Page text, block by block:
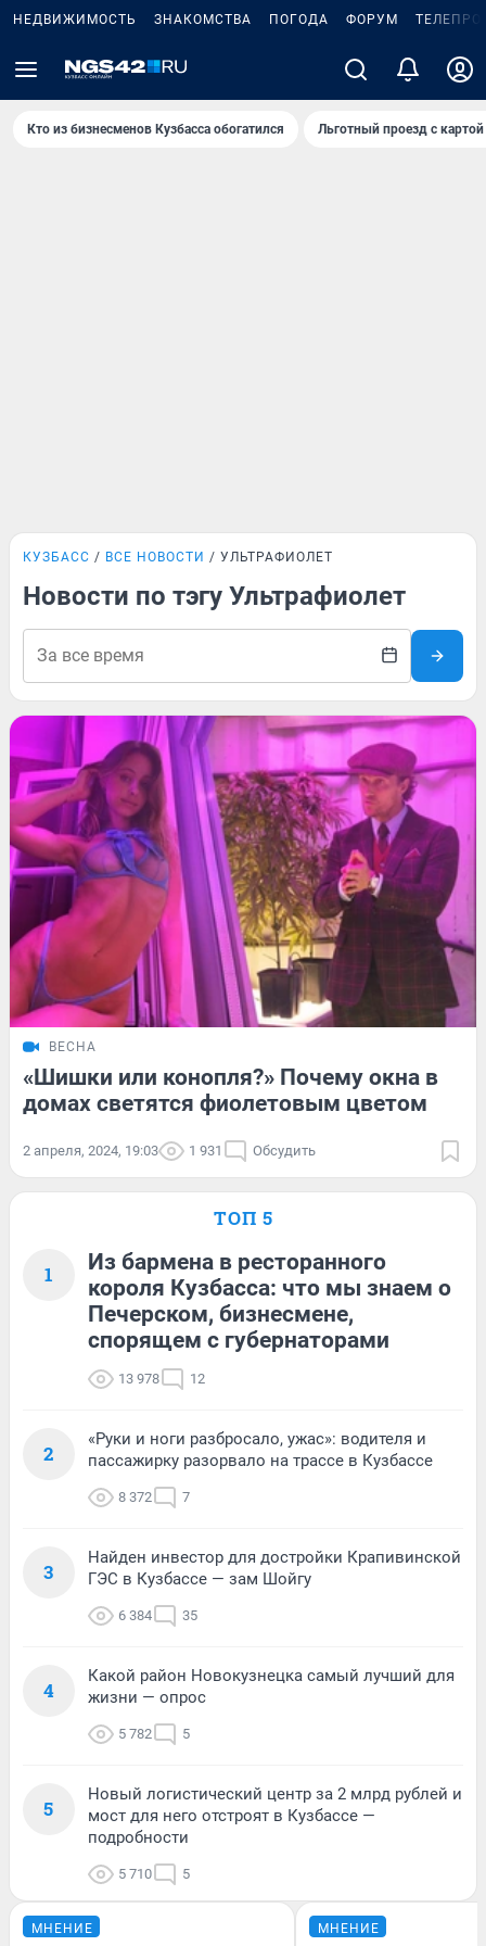
НЕДВИЖИМОСТЬ ЗНАКОМСТВА ПОГОДА ФОРУМ
Кто из бизнесменов Кузбасса обогатился Льготный проезд с
КУЗБАСС ВСЕ НОВОСТИ УЛЬТРАФИОЛЕТ
Новости по тэгу Ультрафиолет
ВЕСНА
«Шишки или конопля?» Почему окна в
домах светятся фиолетовым цветом
2 апреля, 2024, 19:03 1 931 Обсудить
ТОП 5
1
Из бармена в ресторанного
короля Кузбасса: что мы знаем о
Печерском, бизнесмене,
спорящем с губернаторами
13 978 12
2
«Руки и ноги разбросало, ужас»: водителя и
пассажирку разорвало на трассе в Кузбассе
8 372 7
3
Найден инвестор для достройки Крапивинской
ГЭС в Кузбассе — зам Шойгу
6 384 35
4
Какой район Новокузнецка самый лучший для
жизни — опрос
5 782 5
5
Новый логистический центр за 2 млрд рублей и
мост для него отстроят в Кузбассе —
подробности
5 710 5
МНЕНИЕ МНЕНИЕ